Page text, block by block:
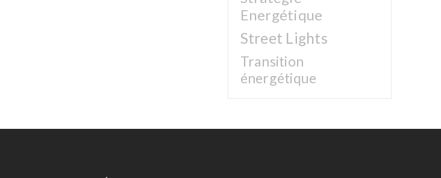
Energétique
Street Lights
Transition
énergétique